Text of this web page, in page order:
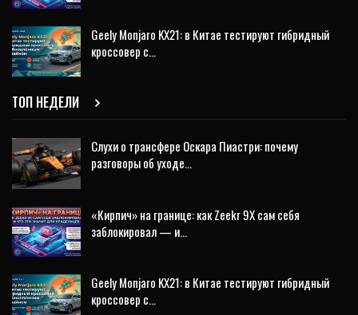
Geely Monjaro KX21: в Китае тестируют гибридный
кроссовер с…
ТОП НЕДЕЛИ
Слухи о трансфере Оскара Пиастри: почему
разговоры об уходе…
«Кирпич» на границе: как Zeekr 9X сам себя
заблокировал — и…
Geely Monjaro KX21: в Китае тестируют гибридный
кроссовер с…